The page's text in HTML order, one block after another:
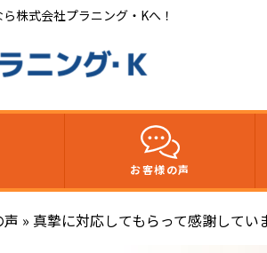
株式会社プラニング・Kへ！
お客様の声
声 » 真摯に対応してもらって感謝してい